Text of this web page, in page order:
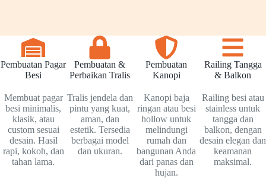
Pembuatan Pagar
Besi
Membuat pagar
besi minimalis,
klasik, atau
custom sesuai
desain. Hasil
rapi, kokoh, dan
tahan lama.
Pembuatan &
Perbaikan Tralis
Tralis jendela dan
pintu yang kuat,
aman, dan
estetik. Tersedia
berbagai model
dan ukuran.
Pembuatan
Kanopi
Kanopi baja
ringan atau besi
hollow untuk
melindungi
rumah dan
bangunan Anda
dari panas dan
hujan.
Railing Tangga
& Balkon
Railing besi atau
stainless untuk
tangga dan
balkon, dengan
desain elegan dan
keamanan
maksimal.